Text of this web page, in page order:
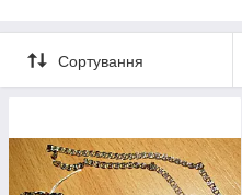
КАТАЛОГ
www.LadyStyle.biz
Сортування